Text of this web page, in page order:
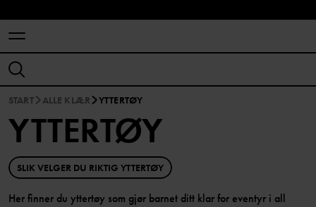
START ALLE KLÆR YTTERTØY
YTTERTØY
SLIK VELGER DU RIKTIG YTTERTØY
Her finner du yttertøy som gjør barnet ditt klar for eventyr i all